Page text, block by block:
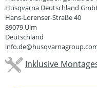
Husqvarna Deutschland
Hans-Lorenser-Straße 40
89079 Ulm
Deutschland
Inklusive